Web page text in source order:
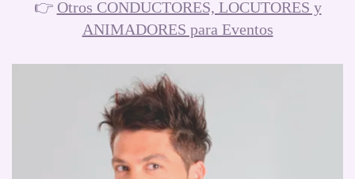
👉 Otros CONDUCTORES, LOCUTORES y
ANIMADORES para Eventos